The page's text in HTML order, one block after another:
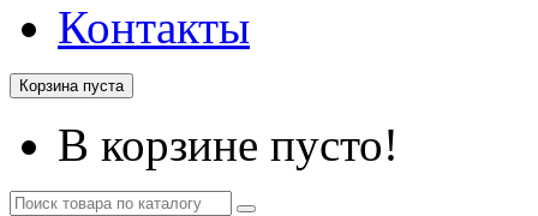
Контакты
Корзина пуста
В корзине пусто!